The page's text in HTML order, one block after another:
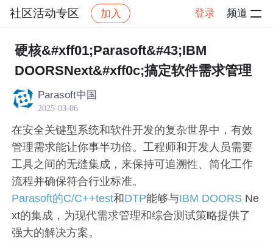
社区活动专区 加入 登录 频道
社区 社区活动专区 帖子详情
硬核&#xff01;Parasoft&#43;IBM
DOORSNext&#xff0c;搞定软件需求管理
Parasoft中国
2025-03-06
在安全关键型系统和软件开发的复杂世界中，有效
管理需求能让你事半功倍。工程师和开发人员需要
工具之间的无缝集成，来保持可追溯性、简化工作
流程并确保符合行业标准。
Parasoft的C/C++test和DTP能够与IBM DOORS Ne
xt的集成，为现代需求管理和综合测试策略提供了
强大的解决方案。